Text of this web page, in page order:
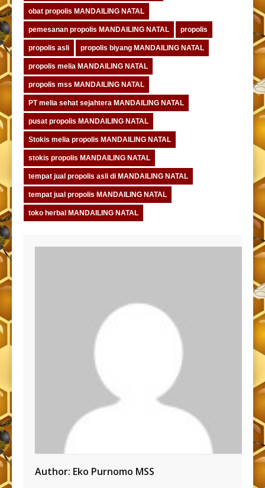
obat propolis MANDAILING NATAL
pemesanan propolis MANDAILING NATAL propolis
propolis asli propolis biyang MANDAILING NATAL
propolis melia MANDAILING NATAL
propolis mss MANDAILING NATAL
PT melia sehat sejahtera MANDAILING NATAL
pusat propolis MANDAILING NATAL
Stokis melia propolis MANDAILING NATAL
stokis propolis MANDAILING NATAL
tempat jual propolis asli di MANDAILING NATAL
tempat jual propolis MANDAILING NATAL
toko herbal MANDAILING NATAL
Author: Eko Purnomo MSS